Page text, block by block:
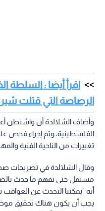
اقرأ أيضا : السلطة
الرصاصة التي قتلت
وأضاف الشلالدة أن واشنطن
الفلسطينية، وتم إجراء فحص
تغييرات من الناحية الفنية
وقال الشلالدة في تصريحات
مستقل حتى نفهم ما حدث
أنه "يمكننا التحدث عن
يجب أن يكون هناك تحقيق